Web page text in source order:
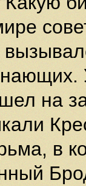
на
в